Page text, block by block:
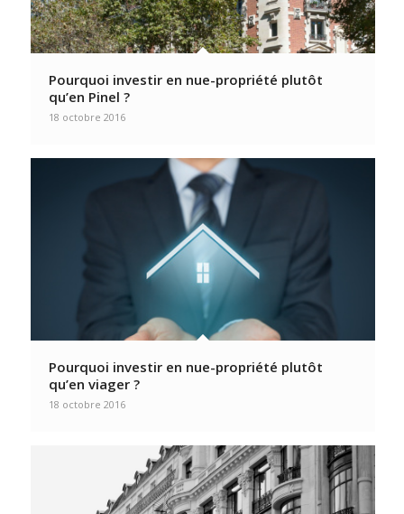
Pourquoi investir en nue-propriété plutôt
qu’en Pinel ?
18 octobre 2016
Pourquoi investir en nue-propriété plutôt
qu’en viager ?
18 octobre 2016